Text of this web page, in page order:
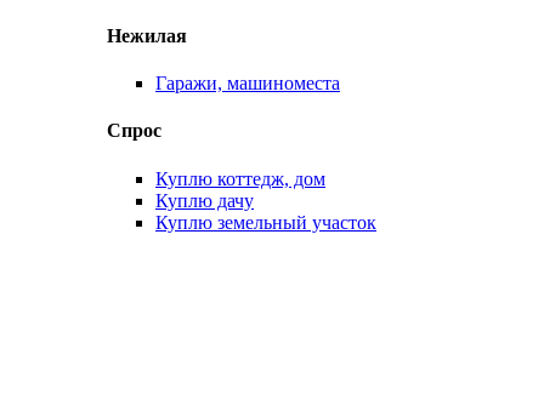
Нежилая
Гаражи, машиноместа
Спрос
Куплю коттедж, дом
Куплю дачу
Куплю земельный участок